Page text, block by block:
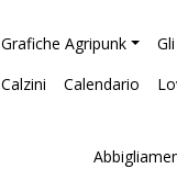
Grafiche Agripunk
Calzini
Calendario